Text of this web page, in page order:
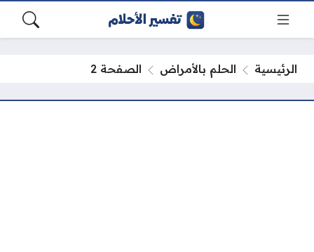
الرئيسية الحلم بالأمراض الصفحة 2